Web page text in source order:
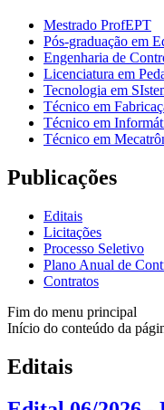
Mestrado ProfEPT
Pós-graduação em
Engenharia de
Licenciatura em
Tecnologia em
Técnico em
Técnico em
Técnico em
Publicações
Editais
Licitações
Processo Seletivo
Plano Anual de
Contratos
Fim do menu principal
Início do conteúdo da
Editais